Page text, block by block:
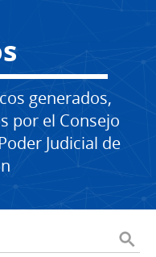
generados,
por el Consejo
Judicial de